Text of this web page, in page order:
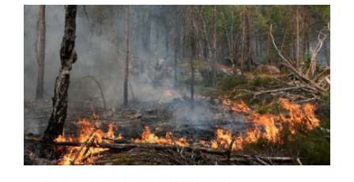
ZAMBADA
CONDENADO
A
CADENA
PERPETUA